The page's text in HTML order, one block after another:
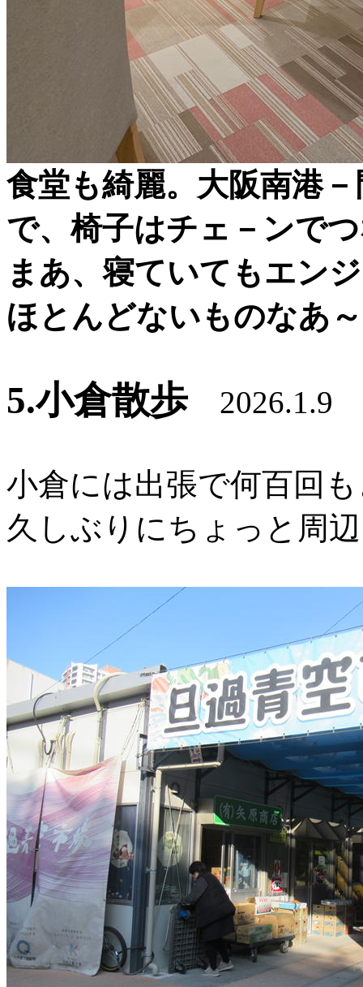
食堂も綺麗。大阪南港
で、椅子はチェ－ンで
まあ、寝ていてもエン
ほとんどないものなあ
5.小倉散歩 2026.1.9
小倉には出張で何百回
久しぶりにちょっと周